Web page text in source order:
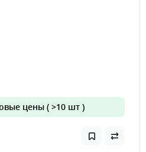
цены ( >10 шт )